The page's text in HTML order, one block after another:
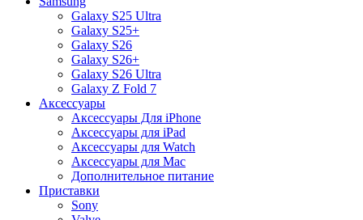
Galaxy S25 Ultra
Galaxy S25+
Galaxy S26
Galaxy S26+
Galaxy S26 Ultra
Galaxy Z Fold 7
Аксессуары
Аксессуары Для iPhone
Аксессуары для iPad
Аксессуары для Watch
Аксессуары для Mac
Дополнительное питание
Приставки
Sony